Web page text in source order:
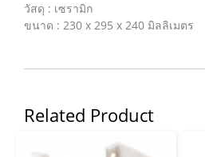
วัสดุ : เซรามิก
ขนาด : 230 x 295 x 240 มิลลิเมตร
Related Product